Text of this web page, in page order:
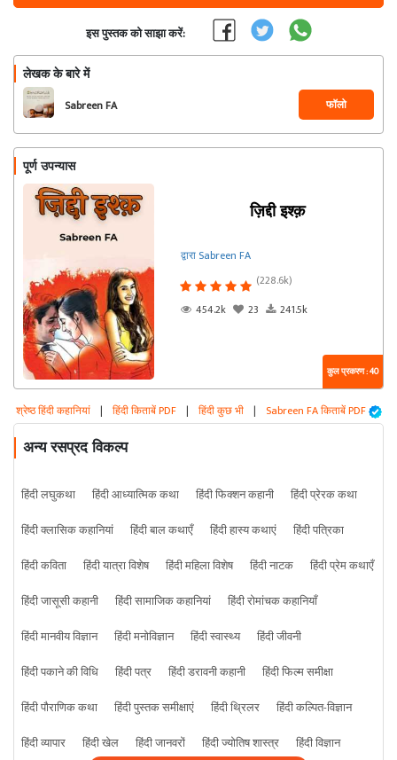
इस पुस्तक को साझा करें:
लेखक के बारे में
Sabreen FA फॉलो
पूर्ण उपन्यास
ज़िद्दी इश्क़
द्वारा Sabreen FA
(228.6k)
454.2k
23 241.5k
कुल प्रकरण : 40
श्रेष्ठ हिंदी कहानियां | हिंदी किताबें PDF | हिंदी कुछ भी | Sabreen FA किताबें PDF
अन्य रसप्रद विकल्प
हिंदी लघुकथा हिंदी आध्यात्मिक कथा हिंदी फिक्शन कहानी
हिंदी प्रेरक कथा
हिंदी क्लासिक कहानियां
हिंदी बाल कथाएँ हिंदी हास्य कथाएं
हिंदी पत्रिका
हिंदी कविता
हिंदी यात्रा विशेष हिंदी महिला विशेष हिंदी नाटक
हिंदी प्रेम कथाएँ
हिंदी जासूसी कहानी
हिंदी सामाजिक कहानियां
हिंदी रोमांचक कहानियाँ
हिंदी मानवीय विज्ञान
हिंदी मनोविज्ञान हिंदी स्वास्थ्य
हिंदी जीवनी
हिंदी पकाने की विधि
हिंदी पत्र हिंदी डरावनी कहानी
हिंदी फिल्म समीक्षा
हिंदी पौराणिक कथा
हिंदी पुस्तक समीक्षाएं हिंदी थ्रिलर
हिंदी कल्पित-विज्ञान
हिंदी व्यापार
हिंदी खेल हिंदी जानवरों हिंदी ज्योतिष शास्त्र हिंदी विज्ञान